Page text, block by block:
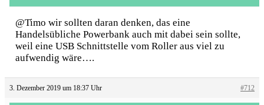
@Timo wir sollten daran denken, das eine
Handelsübliche Powerbank auch mit dabei sein sollte,
weil eine USB Schnittstelle vom Roller aus viel zu
aufwendig wäre….
3. Dezember 2019 um 18:37 Uhr #712